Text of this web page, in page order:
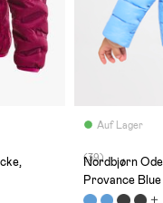
Auf Lager
(39)
Nordbjørn
Provance Blue